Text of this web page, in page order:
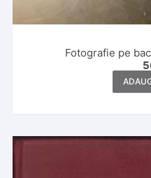
Fotografie pe